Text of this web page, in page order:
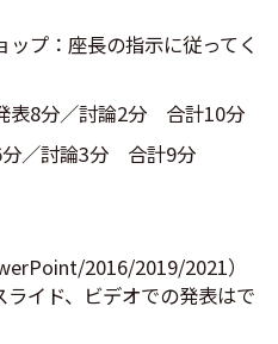
プ：座長の指示に従ってく
表8分／討論2分 合計10分
分／討論3分 合計9分
2016/2019/2021）
イド、ビデオでの発表はで